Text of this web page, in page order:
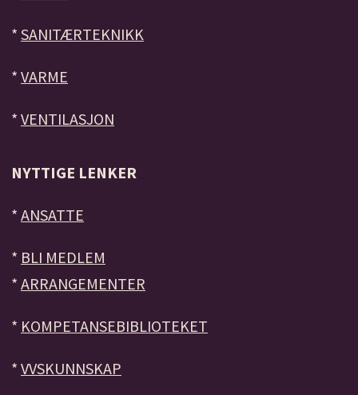
* SANITÆRTEKNIKK
* VARME
* VENTILASJON
NYTTIGE LENKER
* ANSATTE
* BLI MEDLEM
* ARRANGEMENTER
* KOMPETANSEBIBLIOTEKET
* VVSKUNNSKAP